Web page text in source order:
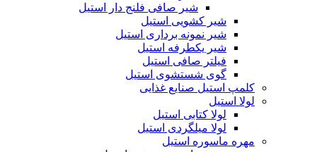
شیر صافی فلنج دار استیل
شیر کشویی استیل
شیر نمونه برداری استیل
شیر یکطرفه استیل
فیلتر صافی استیل
گوی شستشوی استیل
کلمپ استیل صنایع غذایی
لولا استیل
لولا کتابی استیل
لولا میلگردی استیل
مهره ماسوره استیل